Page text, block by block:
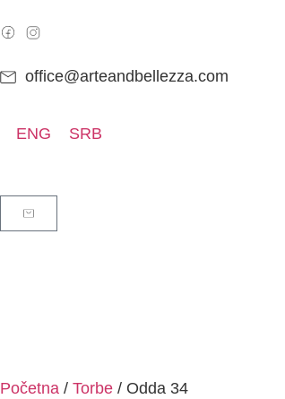
office@arteandbellezza.com
ENG SRB
Početna / Torbe / Odda 34